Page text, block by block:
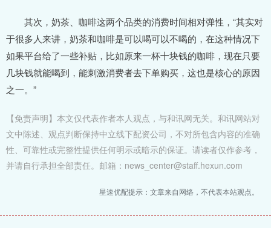
其次，奶茶、咖啡这两个品类的消费时间相对弹性，“其实对
于很多人来讲，奶茶和咖啡是可以喝可以不喝的，在这种情况下
如果平台给了一些补贴，比如原来一杯十块钱的咖啡，现在只要
几块钱就能喝到，能刺激消费者去下单购买，这也是核心的原因
之一。”
【免责声明】本文仅代表作者本人观点，与和讯网无关。和讯网站对
文中陈述、观点判断保持中立线下配资公司，不对所包含内容的准确
性、可靠性或完整性提供任何明示或暗示的保证。请读者仅作参考，
并请自行承担全部责任。邮箱：news_center@staff.hexun.com
星速优配提示：文章来自网络，不代表本站观点。